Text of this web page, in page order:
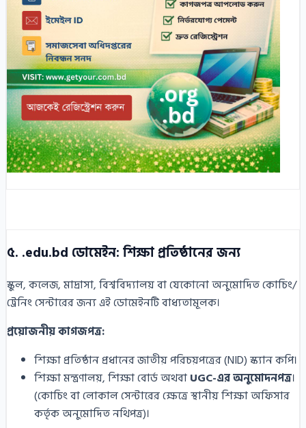
৫. .edu.bd ডোমেইন: শিক্ষা প্রতিষ্ঠানের জন্য
স্কুল, কলেজ, মাদ্রাসা, বিশ্ববিদ্যালয় বা যেকোনো অনুমোদিত কোচিং/
ট্রেনিং সেন্টারের জন্য এই ডোমেইনটি বাধ্যতামূলক।
প্রয়োজনীয় কাগজপত্র:
শিক্ষা প্রতিষ্ঠান প্রধানের জাতীয় পরিচয়পত্রের (NID) স্ক্যান কপি।
শিক্ষা মন্ত্রণালয়, শিক্ষা বোর্ড অথবাUGC-এর অনুমোদনপত্র।
(কোচিং বা লোকাল সেন্টারের ক্ষেত্রে স্থানীয় শিক্ষা অফিসার
কর্তৃক অনুমোদিত নথিপত্র)।